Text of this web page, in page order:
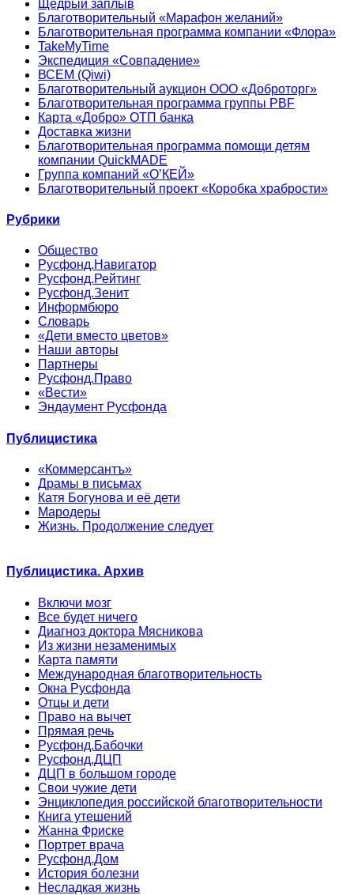
Щедрый заплыв
Благотворительный «Марафон желаний»
Благотворительная программа компании «Флора»
TakeMyTime
Экспедиция «Совпадение»
ВСЕМ (Qiwi)
Благотворительный аукцион ООО «Доброторг»
Благотворительная программа группы PBF
Карта «Добро» ОТП банка
Доставка жизни
Благотворительная программа помощи детям
компании QuickMADE
Группа компаний «О’КЕЙ»
Благотворительный проект «Коробка храбрости»
Рубрики
Общество
Русфонд.Навигатор
Русфонд.Рейтинг
Русфонд.Зенит
Информбюро
Словарь
«Дети вместо цветов»
Наши авторы
Партнеры
Русфонд.Право
«Вести»
Эндаумент Русфонда
Публицистика
«Коммерсантъ»
Драмы в письмах
Катя Богунова и её дети
Мародеры
Жизнь. Продолжение следует
Публицистика. Архив
Включи мозг
Все будет ничего
Диагноз доктора Мясникова
Из жизни незаменимых
Карта памяти
Международная благотворительность
Окна Русфонда
Отцы и дети
Право на вычет
Прямая речь
Русфонд.Бабочки
Русфонд.ДЦП
ДЦП в большом городе
Свои чужие дети
Энциклопедия российской благотворительности
Книга утешений
Жанна Фриске
Портрет врача
Русфонд.Дом
История болезни
Несладкая жизнь